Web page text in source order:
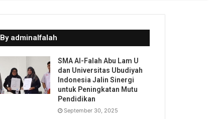
By adminalfalah
SMA Al-Falah Abu Lam U
dan Universitas Ubudiyah
Indonesia Jalin Sinergi
untuk Peningkatan Mutu
Pendidikan
September 30, 2025